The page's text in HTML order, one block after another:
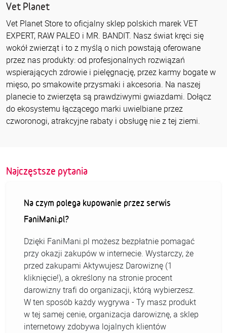
Vet Planet
Vet Planet Store to oficjalny sklep polskich marek VET
EXPERT, RAW PALEO i MR. BANDIT. Nasz świat kręci się
wokół zwierząt i to z myślą o nich powstają oferowane
przez nas produkty: od profesjonalnych rozwiązań
wspierających zdrowie i pielęgnację, przez karmy bogate w
mięso, po smakowite przysmaki i akcesoria. Na naszej
planecie to zwierzęta są prawdziwymi gwiazdami. Dołącz
do ekosystemu łączącego marki uwielbiane przez
czworonogi, atrakcyjne rabaty i obsługę nie z tej ziemi.
Najczęstsze pytania
Na czym polega kupowanie przez serwis
FaniMani.pl?
Dzięki FaniMani.pl możesz bezpłatnie pomagać
przy okazji zakupów w internecie. Wystarczy, że
przed zakupami Aktywujesz Darowiznę (1
kliknięcie!), a określony na stronie procent
darowizny trafi do organizacji, którą wybierzesz.
W ten sposób każdy wygrywa - Ty masz produkt
w tej samej cenie, organizacja darowiznę, a sklep
internetowy zdobywa lojalnych klientów